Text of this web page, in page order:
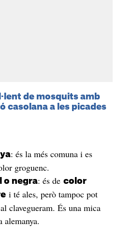
de mosquits amb
casolana a les picades
: és la més comuna i es
groguenc.
o negra: és de color
i té ales, però tampoc pot
clavegueram. És una mica
alemanya.